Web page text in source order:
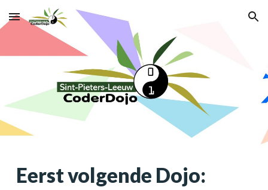
Skip to main content Skip to navigation
Eerst volgende Dojo: